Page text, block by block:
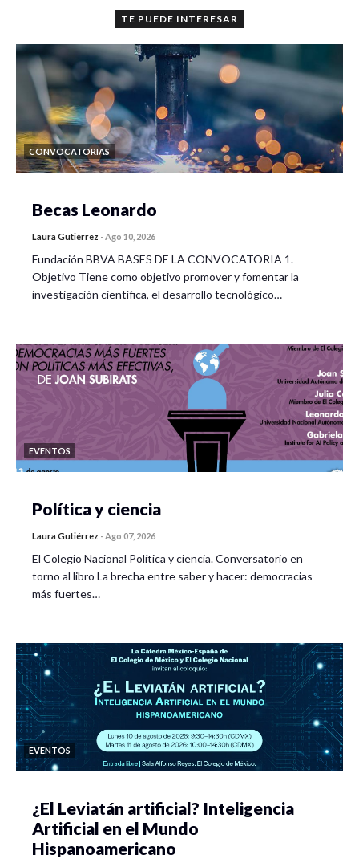
TE PUEDE INTERESAR
CONVOCATORIAS
Becas Leonardo
Laura Gutiérrez -Ago 10, 2026
Fundación BBVA BASES DE LA CONVOCATORIA 1.
Objetivo Tiene como objetivo promover y fomentar la
investigación científica, el desarrollo tecnológico…
EVENTOS
Política y ciencia
Laura Gutiérrez -Ago 07, 2026
El Colegio Nacional Política y ciencia. Conversatorio en
torno al libro La brecha entre saber y hacer: democracias
más fuertes…
EVENTOS
¿El Leviatán artificial? Inteligencia
Artificial en el Mundo
Hispanoamericano